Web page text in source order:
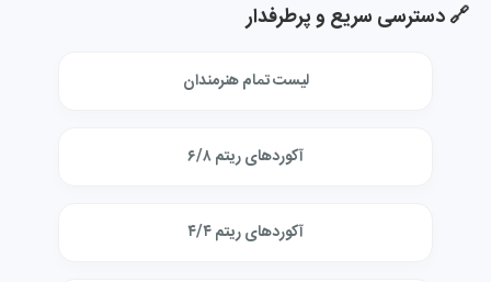
🔗 دسترسی سریع و پرطرفدار
لیست تمام هنرمندان
آکوردهای ریتم ۶/۸
آکوردهای ریتم ۴/۴